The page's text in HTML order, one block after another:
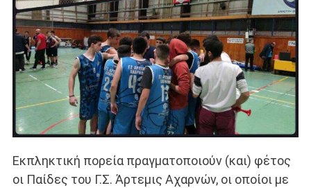
Εκπληκτική πορεία πραγματοποιούν (και) φέτος
οι Παίδες του Γ.Σ. Άρτεμις Αχαρνών, οι οποίοι με